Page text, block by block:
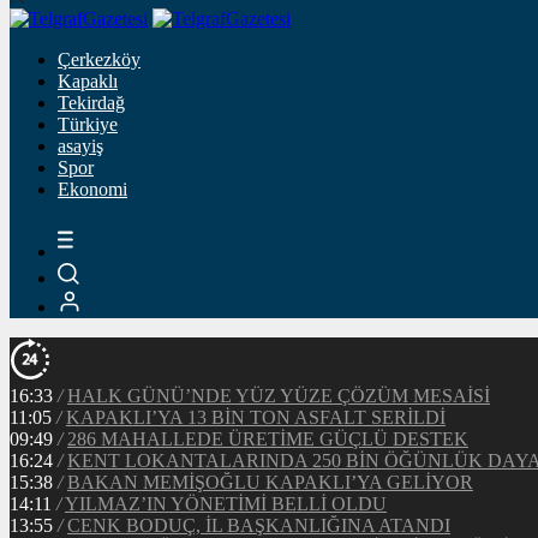
Çerkezköy
Kapaklı
Tekirdağ
Türkiye
asayiş
Spor
Ekonomi
16:33 / HALK GÜNÜ’NDE YÜZ YÜZE ÇÖZÜM MESAİSİ
11:05 / KAPAKLI’YA 13 BİN TON ASFALT SERİLDİ
09:49 / 286 MAHALLEDE ÜRETİME GÜÇLÜ DESTEK
16:24 / KENT LOKANTALARINDA 250 BİN ÖĞÜNLÜK
15:38 / BAKAN MEMİŞOĞLU KAPAKLI’YA GELİYOR
14:11 /YILMAZ’IN YÖNETİMİ BELLİ OLDU
13:55 / CENK BODUÇ, İL BAŞKANLIĞINA ATANDI